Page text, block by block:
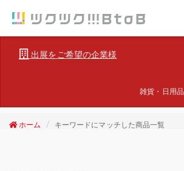
出展をご希望の企業様
雑貨・日用品
ホーム キーワードにマッチした商品一覧